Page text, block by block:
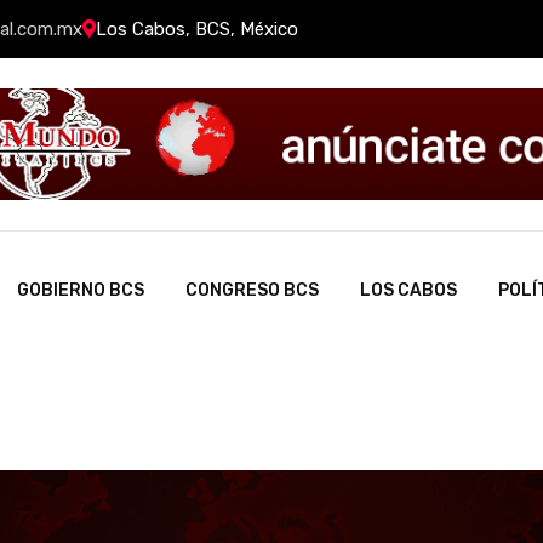
Los Cabos, BCS, México
GOBIERNO BCS CONGRESO BCS LOS CABOS